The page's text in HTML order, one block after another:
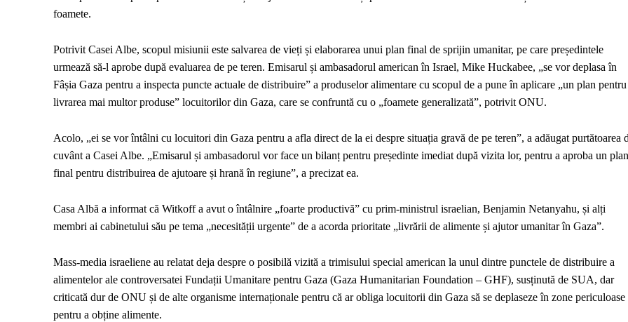
foamete.
Potrivit Casei Albe, scopul misiunii este salvarea de vieți și elaborarea unui plan final de sprijin umanitar, pe care președintele
urmează să-l aprobe după evaluarea de pe teren. Emisarul și ambasadorul american în Israel, Mike Huckabee, „se vor deplasa în
Fâșia Gaza pentru a inspecta puncte actuale de distribuire” a produselor alimentare cu scopul de a pune în aplicare „un plan pentru
livrarea mai multor produse” locuitorilor din Gaza, care se confruntă cu o „foamete generalizată”, potrivit ONU.
Acolo, „ei se vor întâlni cu locuitori din Gaza pentru a afla direct de la ei despre situația gravă de pe teren”, a adăugat purtătoarea
cuvânt a Casei Albe. „Emisarul și ambasadorul vor face un bilanț pentru președinte imediat după vizita lor, pentru a aproba un plan
final pentru distribuirea de ajutoare și hrană în regiune”, a precizat ea.
Casa Albă a informat că Witkoff a avut o întâlnire „foarte productivă” cu prim-ministrul israelian, Benjamin Netanyahu, și alți
membri ai cabinetului său pe tema „necesității urgente” de a acorda prioritate „livrării de alimente și ajutor umanitar în Gaza”.
Mass-media israeliene au relatat deja despre o posibilă vizită a trimisului special american la unul dintre punctele de distribuire a
alimentelor ale controversatei Fundații Umanitare pentru Gaza (Gaza Humanitarian Foundation – GHF), susținută de SUA, dar
criticată dur de ONU și de alte organisme internaționale pentru că ar obliga locuitorii din Gaza să se deplaseze în zone periculoase
pentru a obține alimente.